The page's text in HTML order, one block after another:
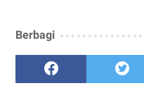
Berbagi